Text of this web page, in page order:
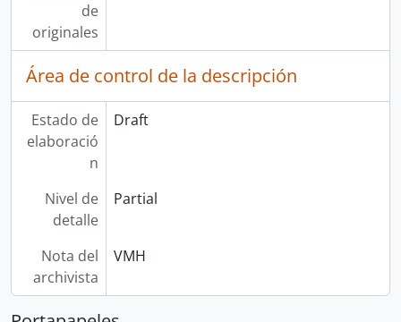
de
originales
Área de control de la descripción
Estado de
elaboració
n
Draft
Nivel de
detalle
Partial
Nota del
archivista
VMH